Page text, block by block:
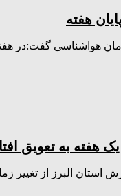
هفته
هواشناسی گفت:در
هفته به تعویق
البرز از تغییر